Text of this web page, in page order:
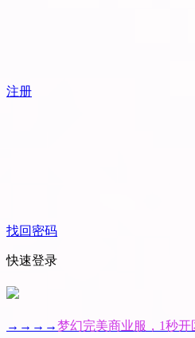
注册
找回密码
快速登录
→→→→梦幻完美商业服，1秒